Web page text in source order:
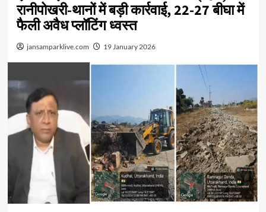
रानीपोखरी-थानों में बड़ी कार्रवाई, 22-27 बीघा में
फैली अवैध प्लॉटिंग ध्वस्त
jansamparklive.com 19 January 2026